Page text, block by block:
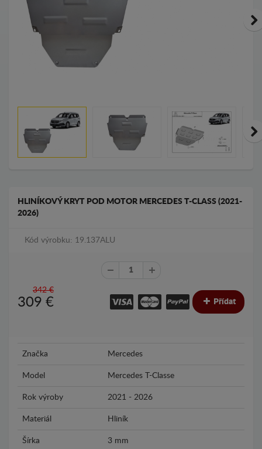
HLINÍKOVÝ KRYT POD MOTOR MERCEDES T-CLASS (2021-
2026)
Kód výrobku: 19.137ALU
342 €
309 € Přídat
Značka Mercedes
Model Mercedes T-Classe
Rok výroby 2021 - 2026
Materiál Hliník
Šírka 3 mm